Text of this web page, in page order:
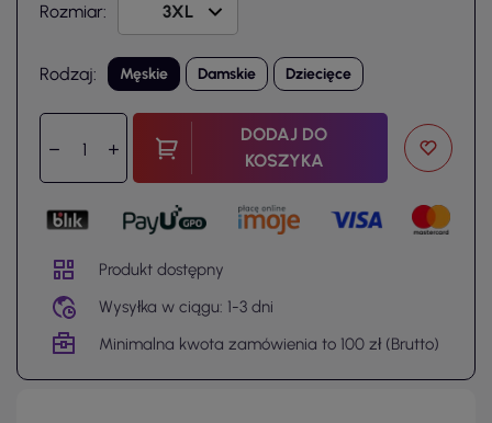
Rozmiar:
Rodzaj: Męskie Damskie Dziecięce
DODAJ DO
KOSZYKA
Produkt dostępny
Wysyłka w ciągu: 1-3 dni
Minimalna kwota zamówienia to 100 zł (Brutto)